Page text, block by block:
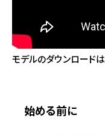
モデルのダウンロードは
始める前に